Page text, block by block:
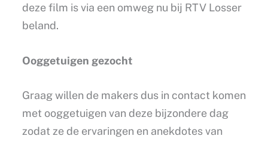
deze film is via een omweg nu bij RTV Losser
beland.
Ooggetuigen gezocht
Graag willen de makers dus in contact komen
met ooggetuigen van deze bijzondere dag
zodat ze de ervaringen en anekdotes van